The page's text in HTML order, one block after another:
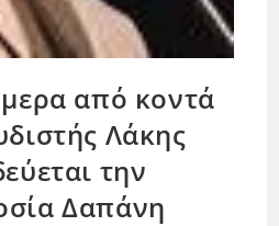
από κοντά
Λάκης
την
Δαπάνη